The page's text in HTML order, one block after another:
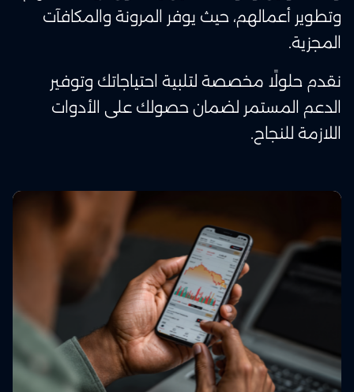
وتطوير أعمالهم، حيث يوفر المرونة والمكافآت
المجزية.
نقدم حلولًا مخصصة لتلبية احتياجاتك وتوفير
الدعم المستمر لضمان حصولك على الأدوات
اللازمة للنجاح.